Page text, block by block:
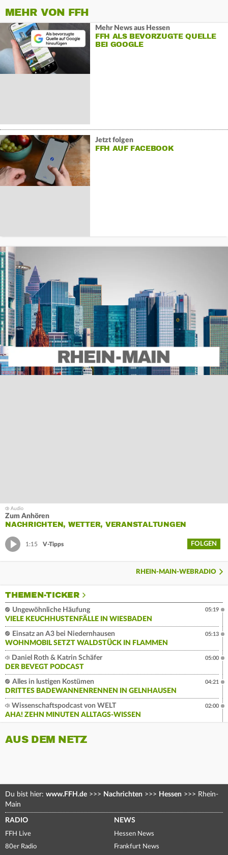
MEHR VON FFH
Mehr News aus Hessen
FFH ALS BEVORZUGTE QUELLE
BEI GOOGLE
Jetzt folgen
FFH AUF FACEBOOK
Zum Anhören
NACHRICHTEN, WETTER, VERANSTALTUNGEN
1:15 V-Tipps FOLGEN
RHEIN-MAIN-WEBRADIO
THEMEN-TICKER
Ungewöhnliche Häufung
VIELE KEUCHHUSTENFÄLLE IN WIESBADEN
05:19
Einsatz an A3 bei Niedernhausen
WOHNMOBIL SETZT WALDSTÜCK IN FLAMMEN
05:13
Daniel Roth & Katrin Schäfer
DER BEVEGT PODCAST
05:00
Alles in lustigen Kostümen
DRITTES BADEWANNENRENNEN IN GELNHAUSEN
04:21
Wissenschaftspodcast von WELT
AHA! ZEHN MINUTEN ALLTAGS-WISSEN
02:00
AUS DEM NETZ
Du bist hier: www.FFH.de >>> Nachrichten >>> Hessen >>> Rhein-
Main
RADIO
FFH Live
80er Radio
NEWS
Hessen News
Frankfurt News